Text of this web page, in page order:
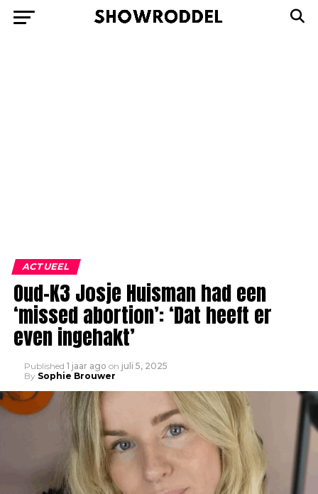
ACTUEEL
Oud-K3 Josje Huisman had een
‘missed abortion’: ‘Dat heeft er
even ingehakt’
Published 1 jaar ago on juli 5, 2025
By Sophie Brouwer